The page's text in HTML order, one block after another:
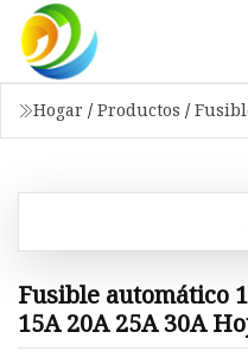
Hogar / Productos /
Fusible automático
15A 20A 25A 30A